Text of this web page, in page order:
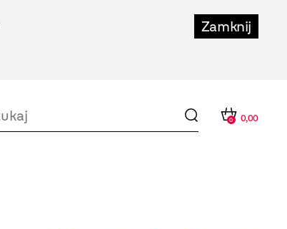
Zamknij
0 0,00